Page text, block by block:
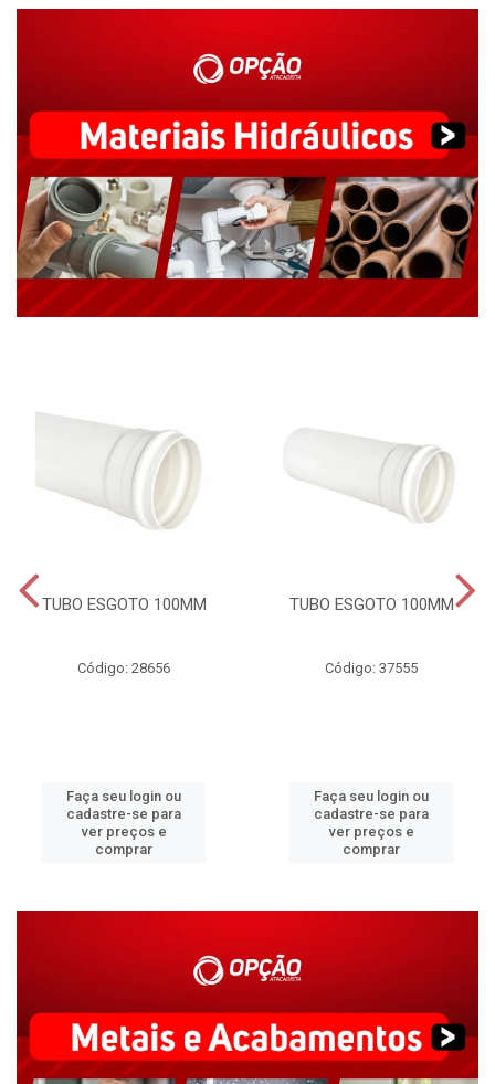
TUBO ESGOTO 100MM
Código: 28656
Faça seu login ou
cadastre-se para
ver preços e
comprar
TUBO ESGOTO 100MM
Código: 37555
Faça seu login ou
cadastre-se para
ver preços e
comprar